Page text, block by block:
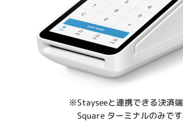
※Stayseeと連携できる決済
Square ターミナルのみです